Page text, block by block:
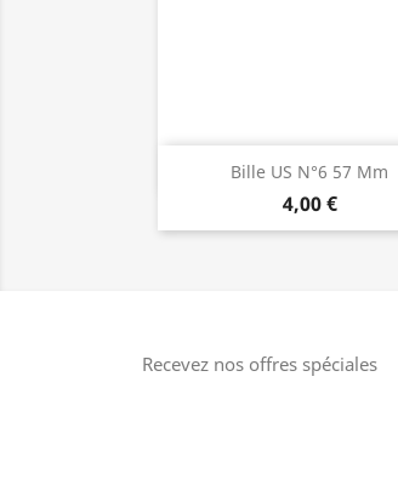
Bille US N°6 57 Mm
4,00 €
Aperçu rapide
Recevez nos offres spéciales